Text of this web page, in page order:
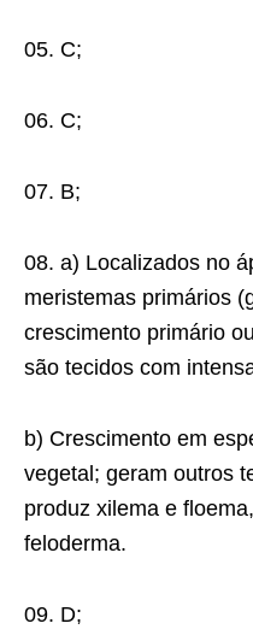
05. C;
06. C;
07. B;
08. a) Localizados no
meristemas primários
crescimento primário
são tecidos com
b) Crescimento em
vegetal; geram outros
produz xilema e
feloderma.
09. D;